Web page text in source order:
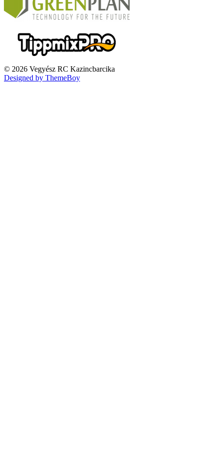
© 2026 Vegyész RC Kazincbarcika
Designed by ThemeBoy